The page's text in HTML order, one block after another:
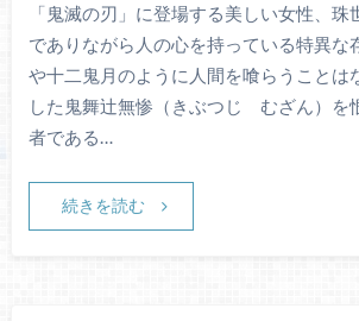
「鬼滅の刃」に登場する美しい女性、
でありながら人の心を持っている特異な
や十二鬼月のように人間を喰らうことは
した鬼舞辻無惨（きぶつじ むざん）を
者である…
続きを読む